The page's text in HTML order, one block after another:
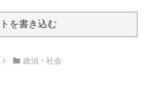
を書き込む
政治・社会